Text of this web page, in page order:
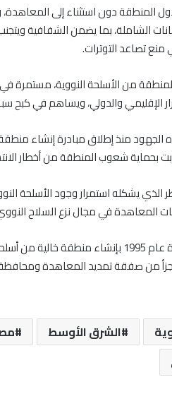
دون استثناء إلى المعاهدة،
الشاملة، بما يضمن الشفافية
تصاعد التوترات.
من الأسلحة النووية، مستمرة
الإقليمي والدولي، ويساهم في كبح
منذ إطلاق مبادرة إنشاء
بحماية شعوب المنطقة من أخطار
يشكله استمرار وجود الأسلحة
المعاهدة في مجال نزع السلاح
عام1995 بإنشاء منطقة خالية من
يتجزأ من صفقة تمديد المعاهدة
الشرق الأوسط